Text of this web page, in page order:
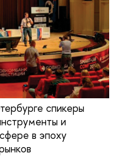
спикеры
и
в эпоху